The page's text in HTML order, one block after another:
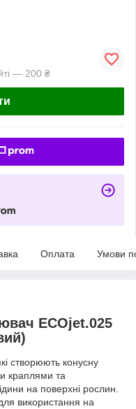
— 200 ₴
Оплата Умови
ECOjet.025
створюють конусну
краплями та
на поверхні рослин.
використання на